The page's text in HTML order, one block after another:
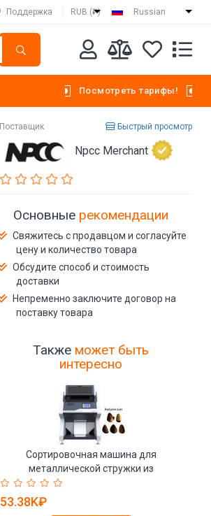
Поддержка RUB (₽) Russian
Посмотреть тарифы!
Поставщик Быстрый просмотр
Npcc Merchant
Основные рекомендации
Свяжитесь с продавцом и согласуйте
цену и количество товара
Обсудите способ и стоимость
доставки
Непременно заключите договор на
поставку товара
Также может быть
интересно
Сортировочная машина для
металлической стружки из
электроники (арт. 25-28072038)
53.38K₽